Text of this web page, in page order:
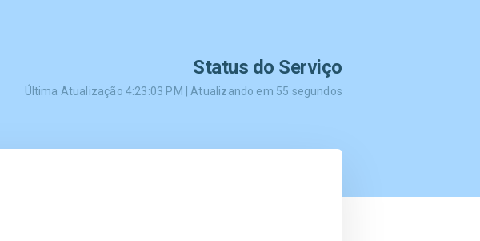
Status do Serviço
Última Atualização 4:23:03 PM | Atualizando em 55 segundos